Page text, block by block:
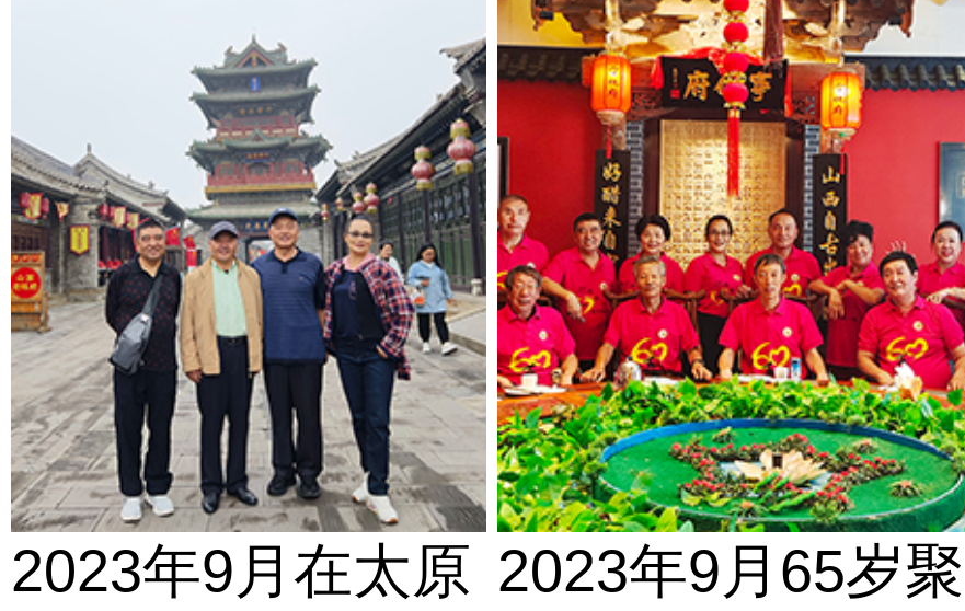
2023年9月在太原 2023年9月65岁聚